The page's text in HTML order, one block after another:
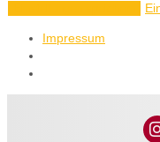
Impressum